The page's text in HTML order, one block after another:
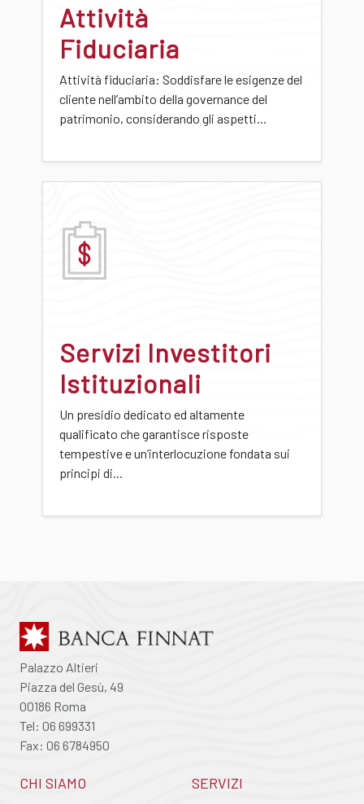
Attività
Fiduciaria
Attività fiduciaria: Soddisfare le esigenze del
cliente nell’ambito della governance del
patrimonio, considerando gli aspetti...
Servizi Investitori
Istituzionali
Un presidio dedicato ed altamente
qualificato che garantisce risposte
tempestive e un’interlocuzione fondata sui
principi di...
Palazzo Altieri
Piazza del Gesù, 49
00186 Roma
Tel: 06 699331
Fax: 06 6784950
CHI SIAMO SERVIZI